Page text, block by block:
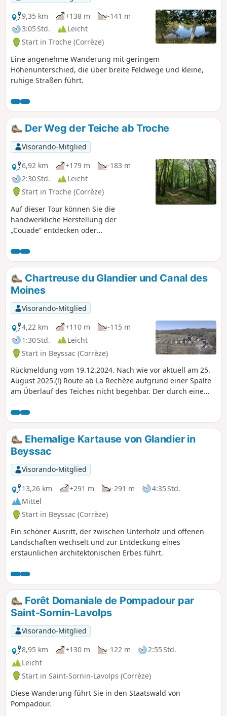
9,35 km
+138 m
-141 m
3:05 Std.
Leicht
Start in Troche (Corrèze)
Eine angenehme Wanderung mit geringem
Höhenunterschied, die über breite Feldwege und kleine,
ruhige Straßen führt.
Der Weg der Teiche ab Troche
Visorando-Mitglied
6,92 km
+179 m
-183 m
2:30 Std.
Leicht
Start in Troche (Corrèze)
Auf dieser Tour können Sie die
handwerkliche Herstellung der
„Couade“ entdecken oder
symbolträchtigen Gegenstand der
Gemeinde Troche, der früher in jedem
Haushalt zu finden war.
Chartreuse du Glandier und Canal des
Moines
Visorando-Mitglied
4,22 km
+110 m
-115 m
1:30 Std.
Leicht
Start in Beyssac (Corrèze)
Rückmeldung vom 19.12.2024. Nach wie vor aktuell am 25.
August 2025.(!) Route ab La Rechèze aufgrund einer Spalte
am Überlauf des Teiches nicht begehbar. Der durch eine
überquert werden.Auf dieser schönen Wanderung
entdecken Sie die 1219 gegründete Kartause von Glandier,
die damals „Notre-Dame du Glandier“ hieß, während der
Revolution von 1789 zerstört und 1869 von den
Kartäusermönchen in ihrem heutigen Zustand wieder
aufgebaut wurde.Sie werden auch den 1457 erbauten
Étang de La Rechèze entdecken, der als Stausee zur
Speisung des Canal des Moines (1457) diente.Heute ist es
eine Einrichtung für Menschen mit geistiger Behinderung.
Ehemalige Kartause von Glandier in
Beyssac
Visorando-Mitglied
13,26 km
+291 m -291 m
4:35 Std.
Mittel
Start in Beyssac (Corrèze)
Ein schöner Ausritt, der zwischen Unterholz und offenen
Landschaften wechselt und zur Entdeckung eines
erstaunlichen architektonischen Erbes führt.
Forêt Domaniale de Pompadour par
Saint-Sornin-Lavolps
Visorando-Mitglied
8,95 km
+130 m -122 m
2:55 Std.
Leicht
Start in Saint-Sornin-Lavolps (Corrèze)
Diese Wanderung führt Sie in den Staatswald von
Pompadour.